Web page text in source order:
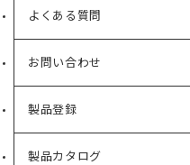
よくある質問
お問い合わせ
製品登録
製品カタログ